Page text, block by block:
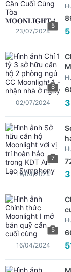
5
23/07/2024
8
02/07/2024
7
19/04/2024
5
16/04/2024